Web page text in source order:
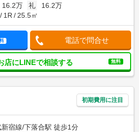
16.2万 礼
16.2万
1R 25.5㎡
電話で問合せ
店にLINEで相談する 無料
初期費用に注目
新宿線/下落合駅 徒歩1分